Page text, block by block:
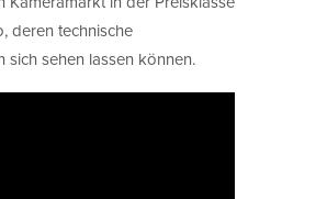
deren technische
sich sehen lassen können.